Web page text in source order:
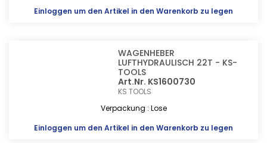
Einloggen um den Artikel in den Warenkorb zu legen
WAGENHEBER
LUFTHYDRAULISCH 22T - KS-
TOOLS
Art.Nr. KS1600730
KS TOOLS
Verpackung : Lose
Einloggen um den Artikel in den Warenkorb zu legen